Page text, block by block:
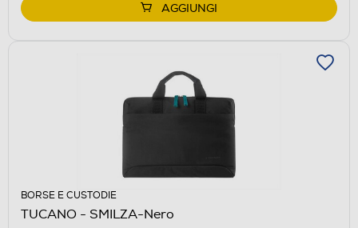
AGGIUNGI
BORSE E CUSTODIE
TUCANO - SMILZA-Nero